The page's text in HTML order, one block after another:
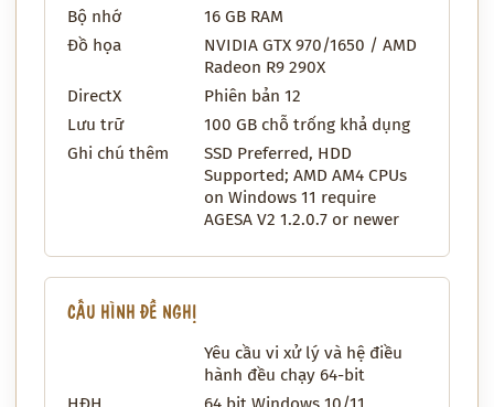
Bộ nhớ
16 GB RAM
Đồ họa
NVIDIA GTX 970/1650 / AMD
Radeon R9 290X
DirectX
Phiên bản 12
Lưu trữ
100 GB chỗ trống khả dụng
Ghi chú thêm
SSD Preferred, HDD
Supported; AMD AM4 CPUs
on Windows 11 require
AGESA V2 1.2.0.7 or newer
CẤU HÌNH ĐỀ NGHỊ
Yêu cầu vi xử lý và hệ điều
hành đều chạy 64-bit